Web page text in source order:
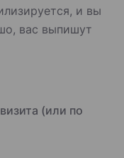
и вы
вас выпишут
(или по